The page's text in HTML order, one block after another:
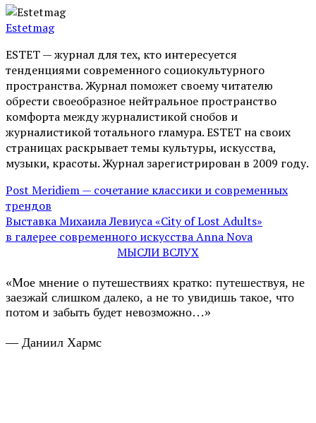
Estetmag
ESTET — журнал для тех, кто интересуeтся
тенденциями современного социокультурного
пространства. Журнал поможет своему читателю
обрести своеобразное нейтральное пространство
комфорта между журналистикой снобов и
журналистикой тотального гламура. ESTET на своих
страницах раскрывает темы культуры, искусства,
музыки, красоты. Журнал зарегистрирован в 2009 году.
Post Meridiem — сочетание классики и современных
трендов
Выставка Михаила Левиуса «City of Lost Adults»
в галерее современного искусства Anna Nova
МЫСЛИ ВСЛУХ
«Мое мнение о путешествиях кратко: путешествуя, не
заезжай слишком далеко, а не то увидишь такое, что
потом и забыть будет невозможно…»
— Даниил Хармс